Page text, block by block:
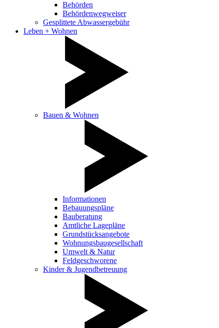
Behörden
Behördenwegweiser
Gesplittete Abwassergebühr
Leben + Wohnen
Bauen & Wohnen
Informationen
Bebauungspläne
Bauberatung
Amtliche Lagepläne
Grundstücksangebote
Wohnungsbaugesellschaft
Umwelt & Natur
Feldgeschworene
Kinder & Jugendbetreuung